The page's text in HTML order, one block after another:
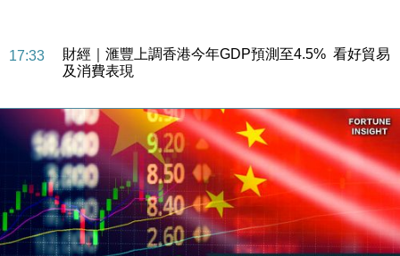
17:33
財經｜滙豐上調香港今年GDP預測至4.5% 看好貿易
及消費表現
損失近6900萬元
16:05
財經｜日經失守6.5萬點後回穩 全周仍升近2%
15:47
財經｜恒隆10月換帥 玩具「反」斗城亞洲CEO蔡德
粦接任
15:11
財經｜韓股反覆波動收跌 連挫7周創逾3年最長跌勢